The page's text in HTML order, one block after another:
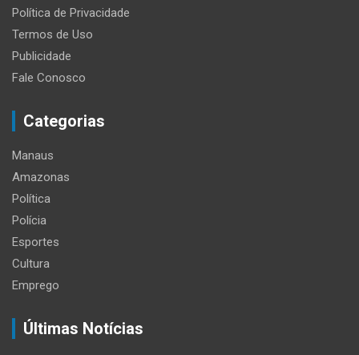
Política de Privacidade
Termos de Uso
Publicidade
Fale Conosco
Categorias
Manaus
Amazonas
Política
Polícia
Esportes
Cultura
Emprego
Últimas Notícias